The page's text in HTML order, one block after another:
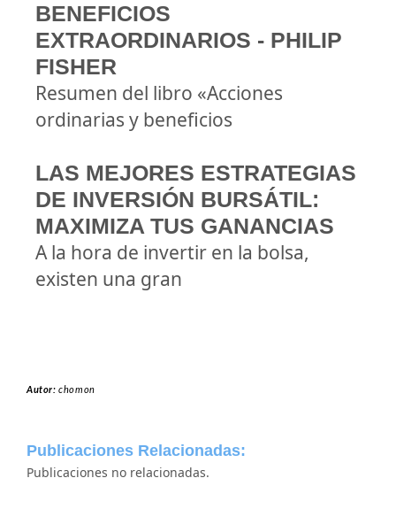
BENEFICIOS
EXTRAORDINARIOS - PHILIP
FISHER
Resumen del libro «Acciones
ordinarias y beneficios
LAS MEJORES ESTRATEGIAS
DE INVERSIÓN BURSÁTIL:
MAXIMIZA TUS GANANCIAS
A la hora de invertir en la bolsa,
existen una gran
Autor:chomon
Publicaciones Relacionadas:
Publicaciones no relacionadas.